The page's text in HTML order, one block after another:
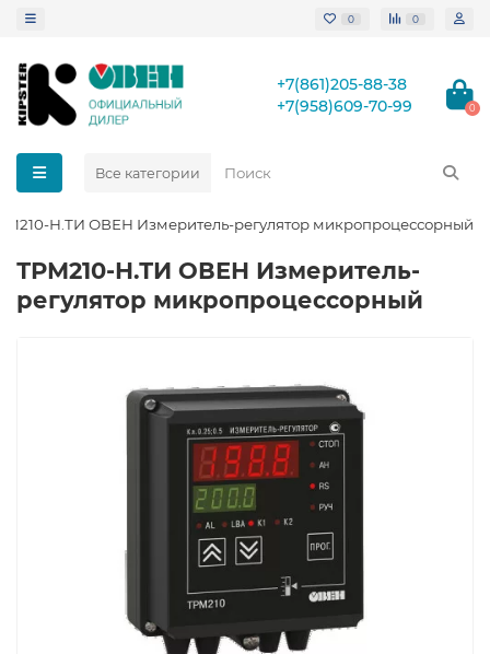
0 0
+7(861)205-88-38
+7(958)609-70-99
0
Все категории
Н.ТИ ОВЕН Измеритель-регулятор микропроцессорный
ТРМ210-Н.ТИ ОВЕН Измеритель-
регулятор микропроцессорный